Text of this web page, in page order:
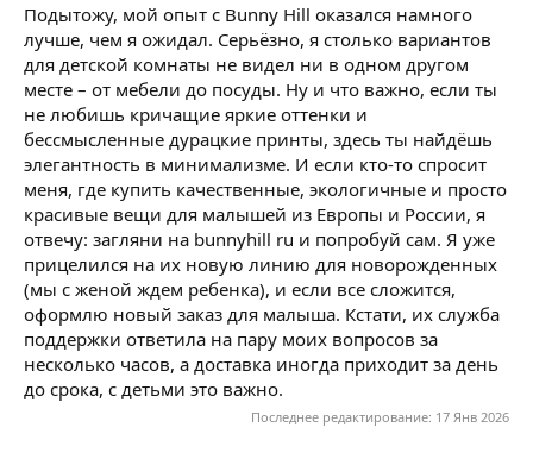
Подытожу, мой опыт с Bunny Hill оказался намного
лучше, чем я ожидал. Серьёзно, я столько вариантов
для детской комнаты не видел ни в одном другом
месте – от мебели до посуды. Ну и что важно, если ты
не любишь кричащие яркие оттенки и
бессмысленные дурацкие принты, здесь ты найдёшь
элегантность в минимализме. И если кто-то спросит
меня, где купить качественные, экологичные и просто
красивые вещи для малышей из Европы и России, я
отвечу: загляни на bunnyhill ru и попробуй сам. Я уже
прицелился на их новую линию для новорожденных
(мы с женой ждем ребенка), и если все сложится,
оформлю новый заказ для малыша. Кстати, их служба
поддержки ответила на пару моих вопросов за
несколько часов, а доставка иногда приходит за день
до срока, с детьми это важно.
Последнее редактирование: 17 Янв 2026